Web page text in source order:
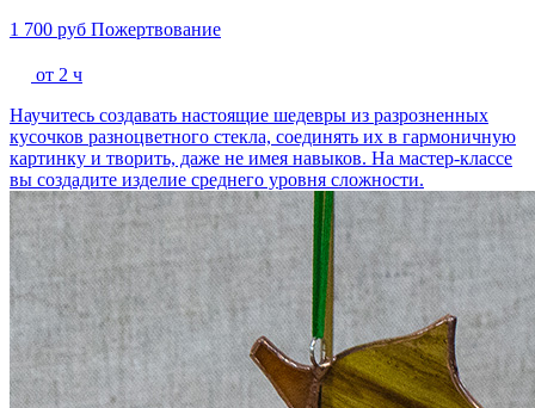
1 700 руб Пожертвование
от 2 ч
Научитесь создавать настоящие шедевры из разрозненных
кусочков разноцветного стекла, соединять их в гармоничную
картинку и творить, даже не имея навыков. На мастер-классе
вы создадите изделие среднего уровня сложности.